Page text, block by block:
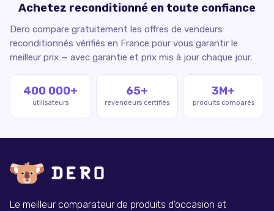
Achetez reconditionné en toute confiance
Dero compare gratuitement les offres de vendeurs
reconditionnés vérifiés en France pour vous garantir le
meilleur prix — avec garantie et prix mis à jour chaque jour.
400 000+
utilisateurs
65+
revendeurs certifiés
3M+
produits comparés
Le meilleur comparateur de produits d'occasion et